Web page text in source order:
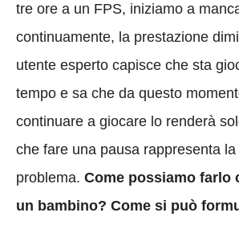
tre ore a un FPS, iniziamo a
continuamente, la prestazione
utente esperto capisce che sta
tempo e sa che da questo
continuare a giocare lo renderà
che fare una pausa rappresenta la
problema. Come possiamo farlo
un bambino? Come si può